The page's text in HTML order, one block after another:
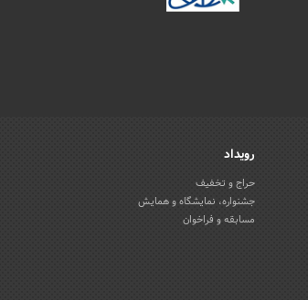
رویداد
حراج و تخفیف
جشنواره، نمایشگاه و همایش
مسابقه و فراخوان